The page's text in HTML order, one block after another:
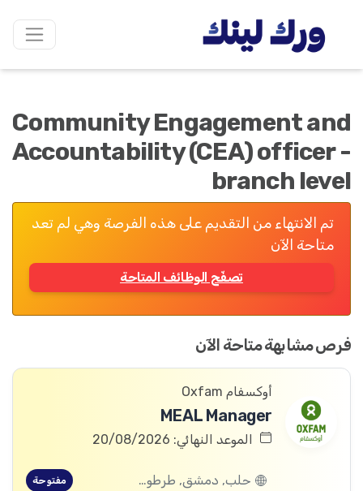
Community Engagement and
Accountability (CEA) officer -
branch level
تم الانتهاء من التقديم على هذه الفرصة وهي لم تعد
متاحة الآن
تصفّح الوظائف المتاحة
فرص مشابهة متاحة الآن
أوكسفام Oxfam
MEAL Manager
الموعد النهائي: 20/08/2026
حلب, دمشق, طرطوس, ريف دمشق, ديرالزور, درعا, السويداء, إدلب, القنيطرة, اللاذقية, الرقة, حمص, الحسكة, حماة مفتوحة